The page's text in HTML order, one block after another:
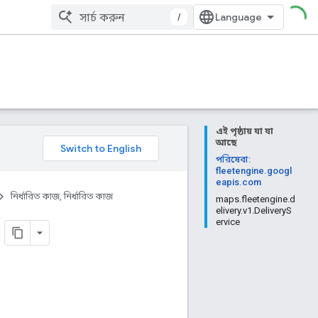
/
এই পৃষ্ঠায় যা যা
আছে
পরিষেবা:
fleetengine.googl
eapis.com
maps.fleetengine.d
elivery.v1.DeliveryS
ervice
নির্ধারিত কাজ, নির্ধারিত কাজ